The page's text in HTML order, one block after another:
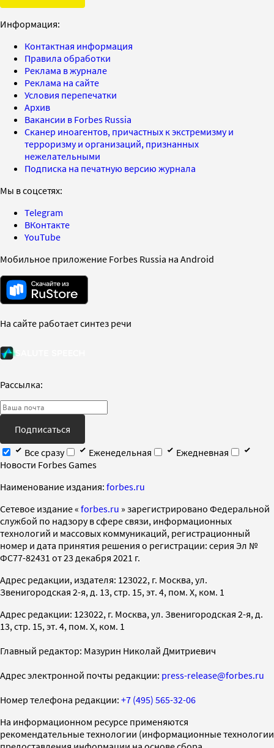
Информация:
Контактная информация
Правила обработки
Реклама в журнале
Реклама на сайте
Условия перепечатки
Архив
Вакансии в Forbes Russia
Сканер иноагентов, причастных к экстремизму и
терроризму и организаций, признанных
нежелательными
Подписка на печатную версию журнала
Мы в соцсетях:
Telegram
ВКонтакте
YouTube
Мобильное приложение Forbes Russia на Android
На сайте работает синтез речи
Рассылка:
Подписаться
Все сразу
Еженедельная
Ежедневная
Новости Forbes Games
Наименование издания: forbes.ru
Cетевое издание « forbes.ru » зарегистрировано Федеральной
службой по надзору в сфере связи, информационных
технологий и массовых коммуникаций, регистрационный
номер и дата принятия решения о регистрации: серия Эл №
ФС77-82431 от 23 декабря 2021 г.
Адрес редакции, издателя: 123022, г. Москва, ул.
Звенигородская 2-я, д. 13, стр. 15, эт. 4, пом. X, ком. 1
Адрес редакции: 123022, г. Москва, ул. Звенигородская 2-я, д.
13, стр. 15, эт. 4, пом. X, ком. 1
Главный редактор: Мазурин Николай Дмитриевич
Адрес электронной почты редакции: press-release@forbes.ru
Номер телефона редакции: +7 (495) 565-32-06
На информационном ресурсе применяются
рекомендательные технологии (информационные технологии